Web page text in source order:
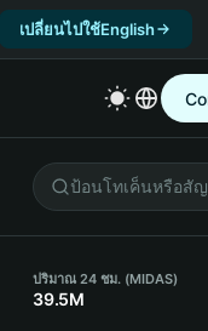
เปลี่ยนไปใช้English
ปริมาณ 24 ชม. (MIDAS)
39.5M